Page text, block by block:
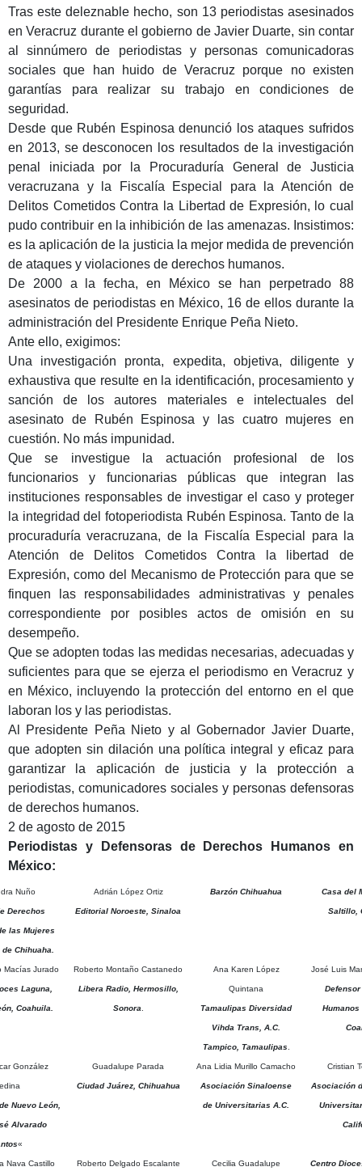
Tras este deleznable hecho, son 13 periodistas asesinados
en Veracruz durante el gobierno de Javier Duarte, sin contar
al sinnúmero de periodistas y personas comunicadoras
sociales que han huido de Veracruz porque no existen
garantías para realizar su trabajo en condiciones de
seguridad.
Desde que Rubén Espinosa denunció los ataques sufridos
en 2013, se desconocen los resultados de la investigación
penal iniciada por la Procuraduría General de Justicia
veracruzana y la Fiscalía Especial para la Atención de
Delitos Cometidos Contra la Libertad de Expresión, lo cual
pudo contribuir en la inhibición de las amenazas. Insistimos:
es la aplicación de la justicia la mejor medida de prevención
de ataques y violaciones de derechos humanos.
De 2000 a la fecha, en México se han perpetrado 88
asesinatos de periodistas en México, 16 de ellos durante la
administración del Presidente Enrique Peña Nieto.
Ante ello, exigimos:
Una investigación pronta, expedita, objetiva, diligente y
exhaustiva que resulte en la identificación, procesamiento y
sanción de los autores materiales e intelectuales del
asesinato de Rubén Espinosa y las cuatro mujeres en
cuestión. No más impunidad.
Que se investigue la actuación profesional de los
funcionarios y funcionarias públicas que integran las
instituciones responsables de investigar el caso y proteger
la integridad del fotoperiodista Rubén Espinosa. Tanto de la
procuraduría veracruzana, de la Fiscalía Especial para la
Atención de Delitos Cometidos Contra la libertad de
Expresión, como del Mecanismo de Protección para que se
finquen las responsabilidades administrativas y penales
correspondiente por posibles actos de omisión en su
desempeño.
Que se adopten todas las medidas necesarias, adecuadas y
suficientes para que se ejerza el periodismo en Veracruz y
en México, incluyendo la protección del entorno en el que
laboran los y las periodistas.
Al Presidente Peña Nieto y al Gobernador Javier Duarte,
que adopten sin dilación una política integral y eficaz para
garantizar la aplicación de justicia y la protección a
periodistas, comunicadores sociales y personas defensoras
de derechos humanos.
2 de agosto de 2015
Periodistas y Defensoras de Derechos Humanos en
México:
Nuño
Derechos
las Mujeres
Chihuaha.
Adrián López Ortiz
Editorial Noroeste, Sinaloa
Barzón Chihuahua Casa del
Saltillo,
Macías Jurado
Laguna,
Coahuila.
Roberto Montaño Castanedo
Libera Radio, Hermosillo,
Sonora
Ana Karen López
Quintana
Tamaulipas Diversidad
Vihda Trans, A.C.
Tampico, Tamaulipas
José Luis
González
Nuevo León,
Alvarado
«
Guadalupe Parada
Ciudad Juárez, Chihuahua
Ana Lidia Murillo Camacho
Asociación Sinaloense
de Universitarias A.C.
Cristian
Asociación
Nava Castillo Roberto Delgado Escalante Cecilia Guadalupe Centro